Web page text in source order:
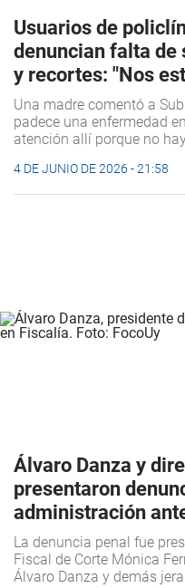
Usuarios de
denuncian falta de
y recortes: "Nos
Una madre comentó a
padece una enfermedad
atención allí porque no
4 DE JUNIO DE 2026 - 21:58
Álvaro Danza y
presentaron
administración
La denuncia penal fue
Fiscal de Corte Mónica
Álvaro Danza y demás